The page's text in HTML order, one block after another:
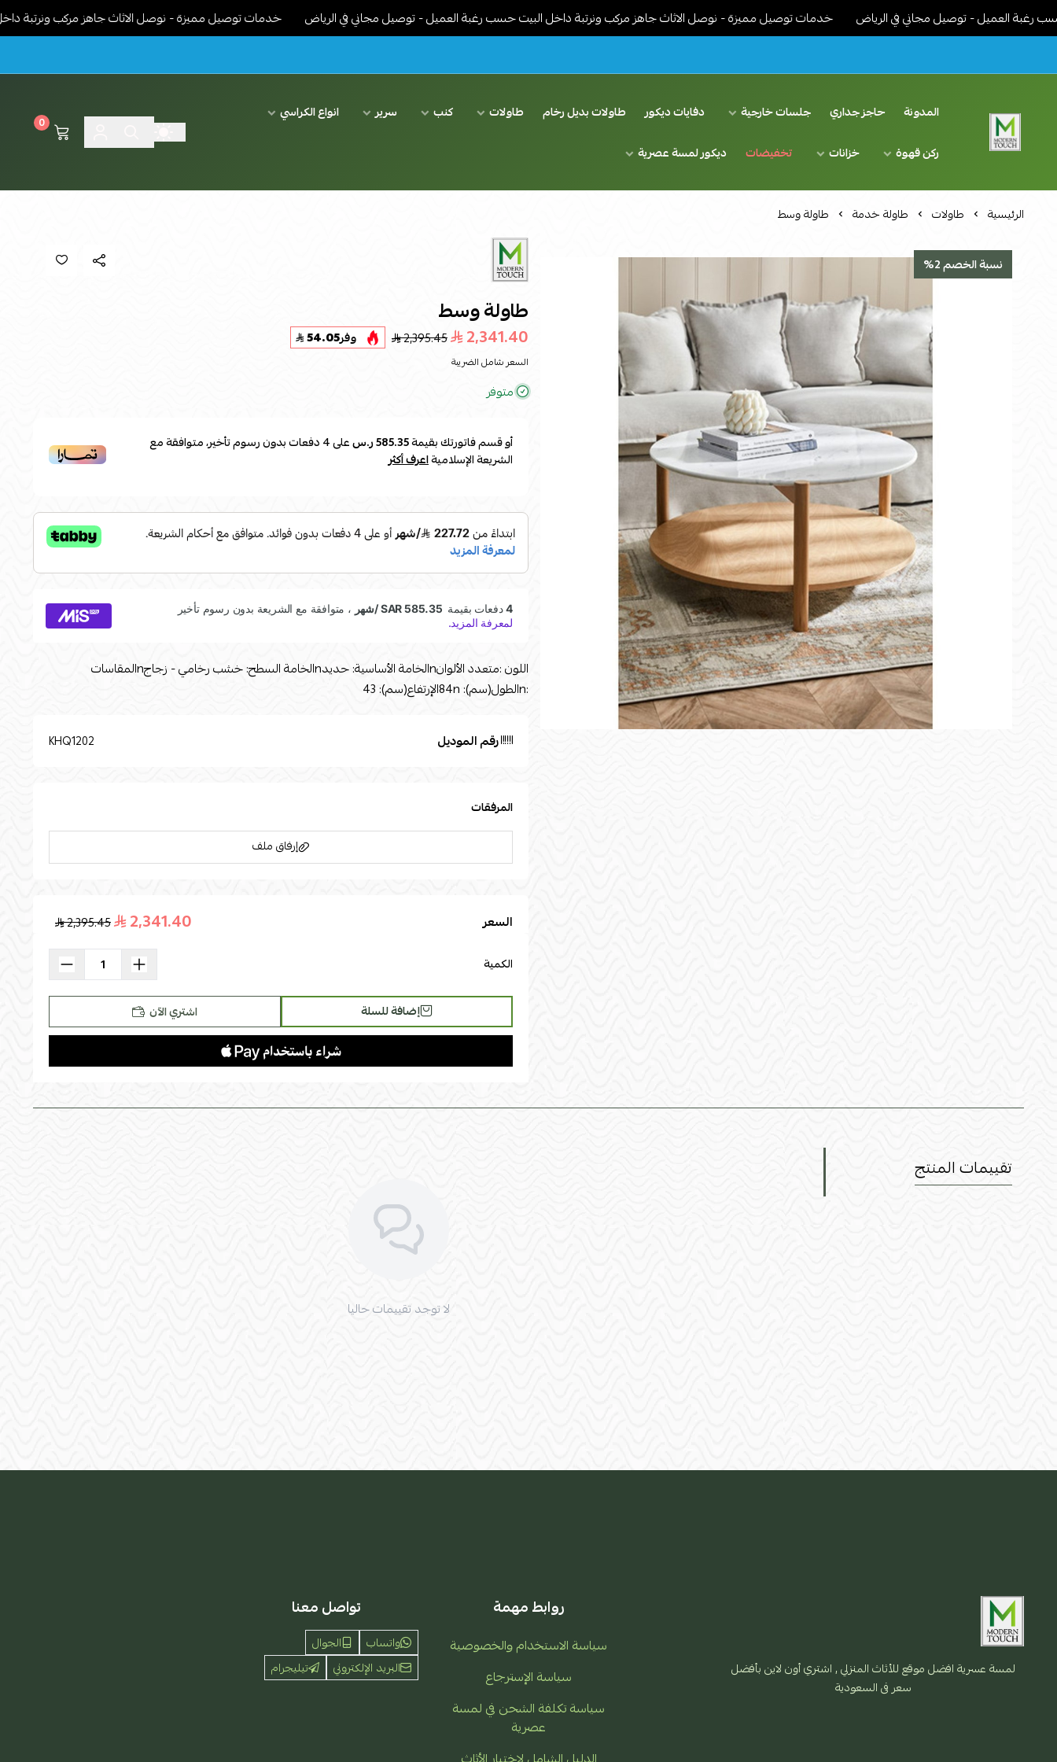
- توصيل مجاني في الرياض خدمات توصيل مميزة - نوصل الاثاث جاهز مركب ونرتبة داخل البيت حسب رغبة العميل - توصيل مجاني في الرياض خدمات توصيل مميزة - نوصل الاثاث جاهز مركب ونرتبة داخل
اثاث مودرن لمسة عصرية
المدونة حاجز جداري جلسات خارجية دفايات ديكور طاولات بديل رخام طاولات كنب سرير
انواع الكراسي
ركن قهوة
خزانات تخفيضات ديكور لمسة عصرية
0
الرئيسية طاولات طاولة خدمة طاولة وسط
نسبة الخصم 2%
طاولة وسط
2,341.40
2,395.45 وفر54.05
السعر شامل الضريبة
متوفر
أو قسم فاتورتك بقيمة585.35 ر.س على4دفعات بدون رسوم تأخير، متوافقة مع
الشريعة الإسلاميةاعرف أكثر
اللون :متعدد الألوانnالخامة الأساسية: حديدnالخامة السطح: خشب رخامي - زجاجnالمقاسات
:nالطول(سم): 84nالإرتفاع(سم): 43
رقم الموديل KHQ1202
المرفقات
إرفاق ملف
السعر 2,341.40
2,395.45
الكمية
إضافة للسلة اشتري الآن
تقييمات المنتج
لا توجد تقييمات حاليا
لمسة عسرية افضل موقع للأثاث المنزلي , اشتري أون لاين بأفضل
سعر فى السعودية
روابط مهمة
سياسة الاستخدام والخصوصية
سياسة الإسترجاع
سياسة تكلفة الشحن في لمسة
عصرية
تواصل معنا
واتساب
الجوال
البريد الإلكتروني
تيليجرام